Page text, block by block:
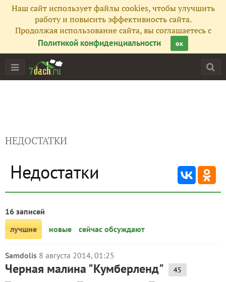
Наш сайт использует файлы cookies, чтобы улучшить
работу и повысить эффективность сайта.
Продолжая использование сайта, вы соглашаетесь с
Политикой конфиденциальности
ок
НЕДОСТАТКИ
Недостатки
16 записей
лучшие
новые сейчас обсуждают
Samdolis 8 августа 2014, 01:25
Черная малина "Кумберленд" 45